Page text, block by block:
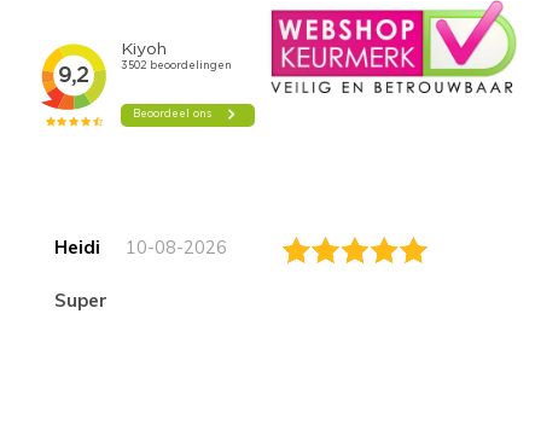
Heidi 10-08-2026
Super